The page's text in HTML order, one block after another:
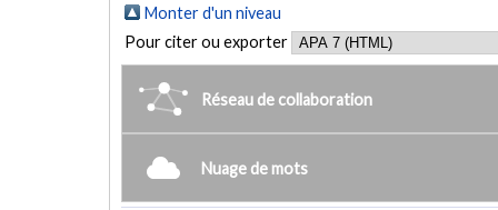
Monter d'un niveau
Pour citer ou exporter
Réseau de collaboration
Nuage de mots